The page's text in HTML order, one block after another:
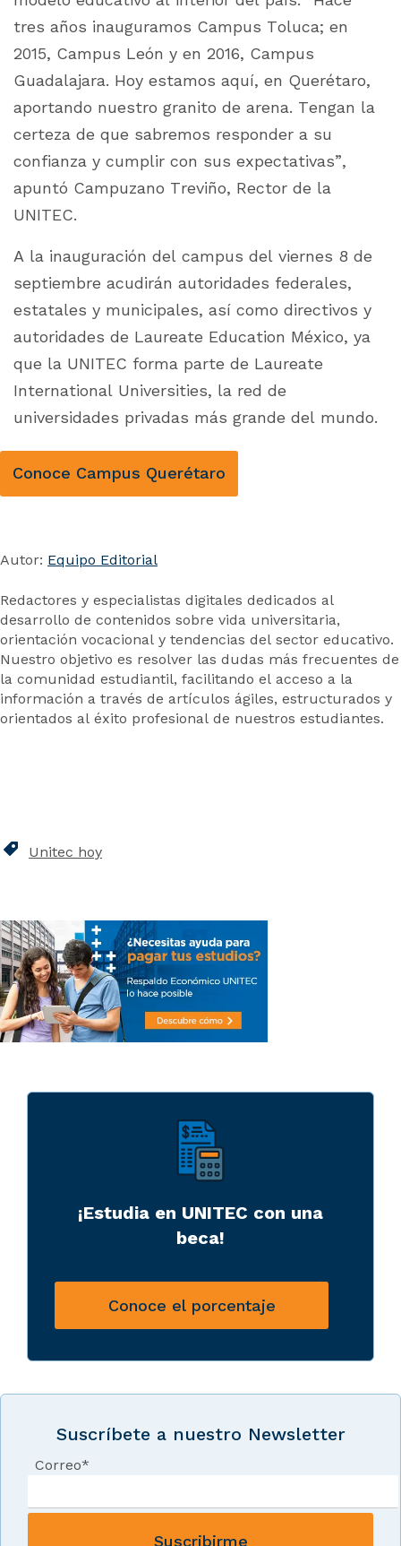
tres años inauguramos Campus Toluca; en
2015, Campus León y en 2016, Campus
Guadalajara. Hoy estamos aquí, en Querétaro,
aportando nuestro granito de arena. Tengan la
certeza de que sabremos responder a su
confianza y cumplir con sus expectativas”,
apuntó Campuzano Treviño, Rector de la
UNITEC.
A la inauguración del campus del viernes 8 de
septiembre acudirán autoridades federales,
estatales y municipales, así como directivos y
autoridades de Laureate Education México, ya
que la UNITEC forma parte de Laureate
International Universities, la red de
universidades privadas más grande del mundo.
Conoce Campus Querétaro
Autor: Equipo Editorial
Redactores y especialistas digitales dedicados al
desarrollo de contenidos sobre vida universitaria,
orientación vocacional y tendencias del sector educativo.
Nuestro objetivo es resolver las dudas más frecuentes de
la comunidad estudiantil, facilitando el acceso a la
información a través de artículos ágiles, estructurados y
orientados al éxito profesional de nuestros estudiantes.
Unitec hoy
¡Estudia en UNITEC con una
beca!
Conoce el porcentaje
Suscríbete a nuestro Newsletter
Correo*